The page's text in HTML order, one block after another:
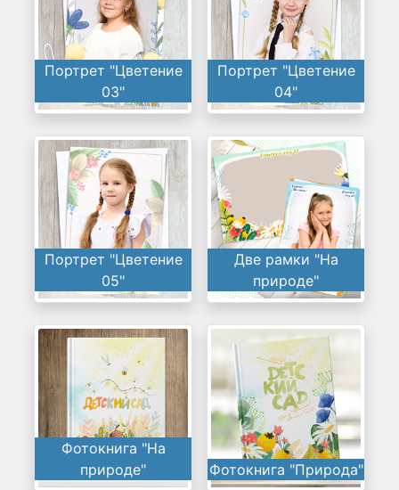
Портрет "Цветение
03"
Портрет "Цветение
04"
Портрет "Цветение
05"
Две рамки "На
природе"
Фотокнига "На
природе"
Фотокнига "Природа"